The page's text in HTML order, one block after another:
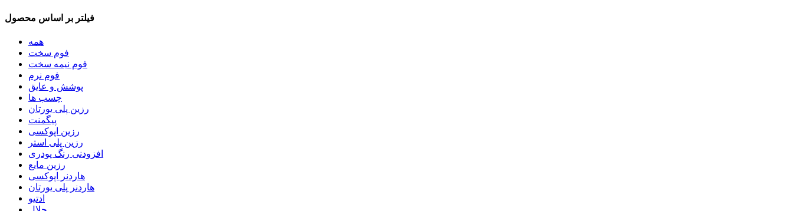
فیلتر بر اساس محصول
همه
فوم سخت
فوم نیمه سخت
فوم نرم
پوشش و عایق
چسب ها
رزین پلی یورتان
پیگمنت
رزین اپوکسی
رزین پلی استر
افزودنی رنگ پودری
رزین مایع
هاردنر اپوکسی
هاردنر پلی یورتان
ادتیو